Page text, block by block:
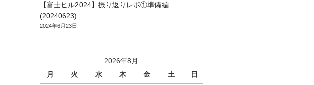
【富士ヒル2024】振り返りレポ①準備編
(20240623)
2024年6月23日
2026年8月
月
火 水 木 金 土 日